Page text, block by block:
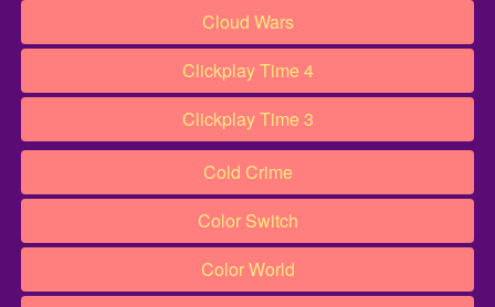
Cloud Wars
Clickplay Time 4
Clickplay Time 3
Cold Crime
Color Switch
Color World